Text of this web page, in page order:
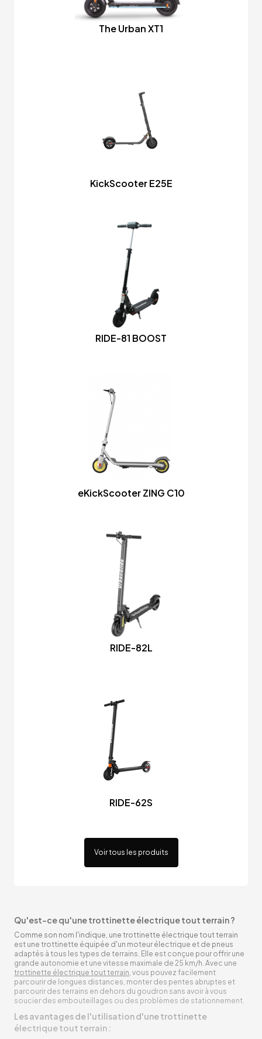
The Urban XT1
KickScooter E25E
RIDE-81 BOOST
eKickScooter ZING C10
RIDE-82L
RIDE-62S
Voir tous les produits
Qu'est-ce qu'une trottinette électrique tout terrain ?
Comme son nom l'indique, une trottinette électrique tout terrain
est une trottinette équipée d'un moteur électrique et de pneus
adaptés à tous les types de terrains. Elle est conçue pour offrir une
grande autonomie et une vitesse maximale de 25 km/h. Avec une
trottinette électrique tout terrain, vous pouvez facilement
parcourir de longues distances, monter des pentes abruptes et
parcourir des terrains en dehors du goudron sans avoir à vous
soucier des embouteillages ou des problèmes de stationnement.
Les avantages de l'utilisation d'une trottinette
électrique tout terrain :